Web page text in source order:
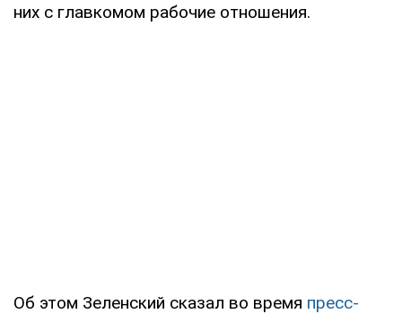
них с главкомом рабочие отношения.
Об этом Зеленский сказал во время пресс-